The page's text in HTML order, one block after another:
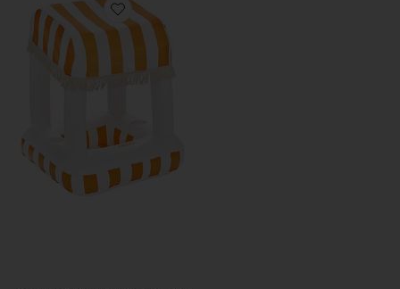
Favorite СТАНЦИЯ ДЛЯ НАПИТКОВ DRINK STATION